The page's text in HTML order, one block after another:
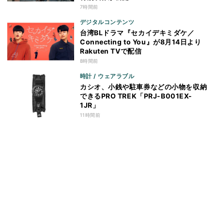
7時間前
デジタルコンテンツ
台湾BLドラマ『セカイデキミダケ／
Connecting to You』が8月14日より
Rakuten TVで配信
8時間前
時計 / ウェアラブル
カシオ、小銭や駐車券などの小物を収納
できるPRO TREK「PRJ-B001EX-
1JR」
11時間前